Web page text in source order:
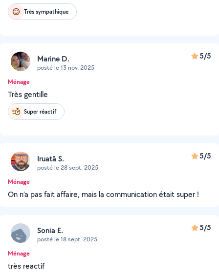
Très sympathique
Marine D.
posté le 13 nov. 2025
5/5
Ménage
Très gentille
Super réactif
Iruatã S.
posté le 28 sept. 2025
5/5
Ménage
On n’a pas fait affaire, mais la communication était super !
Sonia E.
posté le 18 sept. 2025
5/5
Ménage
très reactif